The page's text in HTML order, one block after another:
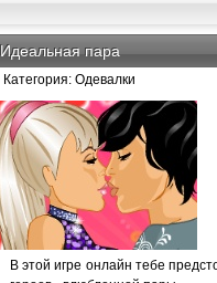
Идеальная пара
Категория: Одевалки
В этой игре онлайн тебе